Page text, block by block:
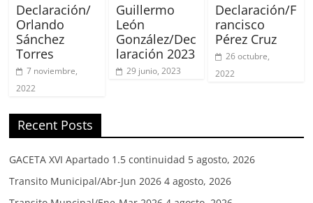
Declaración/
Orlando
Sánchez
Torres
7 noviembre,
2022
Guillermo
León
González/Dec
laración 2023
29 junio, 2023
Declaración/F
rancisco
Pérez Cruz
26 octubre,
2022
Recent Posts
GACETA XVI Apartado 1.5 continuidad 5 agosto, 2026
Transito Municipal/Abr-Jun 2026 4 agosto, 2026